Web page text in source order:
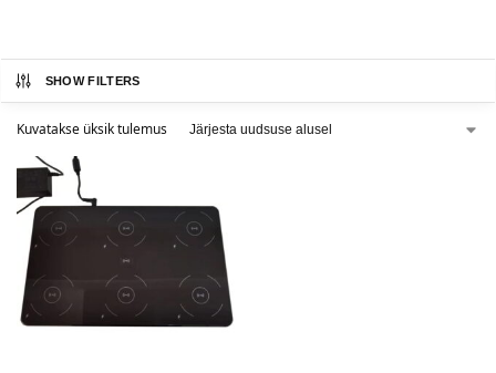
SHOW FILTERS
Kuvatakse üksik tulemus